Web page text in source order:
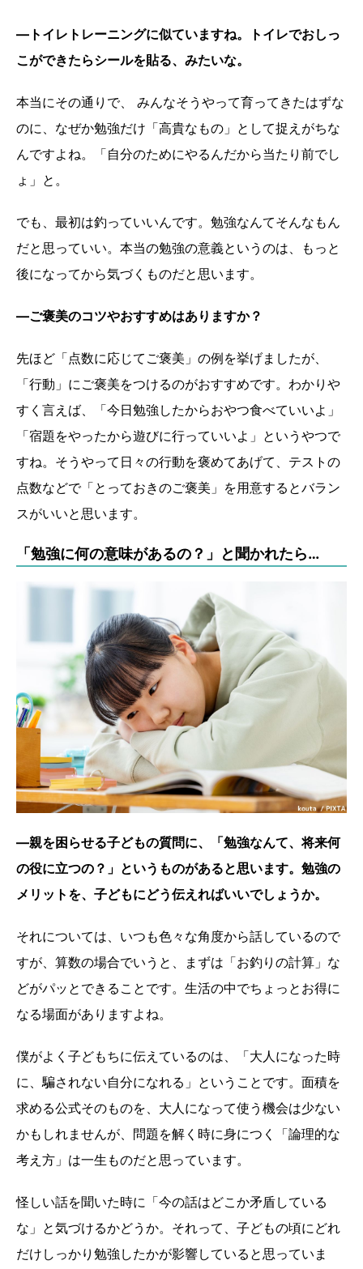
―トイレトレーニングに似ていますね。トイレでおしっ
こができたらシールを貼る、みたいな。
本当にその通りで、 みんなそうやって育ってきたはずな
のに、なぜか勉強だけ「高貴なもの」として捉えがちな
んですよね。「自分のためにやるんだから当たり前でし
ょ」と。
でも、最初は釣っていいんです。勉強なんてそんなもん
だと思っていい。本当の勉強の意義というのは、もっと
後になってから気づくものだと思います。
―ご褒美のコツやおすすめはありますか？
先ほど「点数に応じてご褒美」の例を挙げましたが、
「行動」にご褒美をつけるのがおすすめです。わかりや
すく言えば、「今日勉強したからおやつ食べていいよ」
「宿題をやったから遊びに行っていいよ」というやつで
すね。そうやって日々の行動を褒めてあげて、テストの
点数などで「とっておきのご褒美」を用意するとバラン
スがいいと思います。
「勉強に何の意味があるの？」と聞かれたら…
―親を困らせる子どもの質問に、「勉強なんて、将来何
の役に立つの？」というものがあると思います。勉強の
メリットを、子どもにどう伝えればいいでしょうか。
それについては、いつも色々な角度から話しているので
すが、算数の場合でいうと、まずは「お釣りの計算」な
どがパッとできることです。生活の中でちょっとお得に
なる場面がありますよね。
僕がよく子どもちに伝えているのは、「大人になった時
に、騙されない自分になれる」ということです。面積を
求める公式そのものを、大人になって使う機会は少ない
かもしれませんが、問題を解く時に身につく「論理的な
考え方」は一生ものだと思っています。
怪しい話を聞いた時に「今の話はどこか矛盾している
な」と気づけるかどうか。それって、子どもの頃にどれ
だけしっかり勉強したかが影響していると思っていま